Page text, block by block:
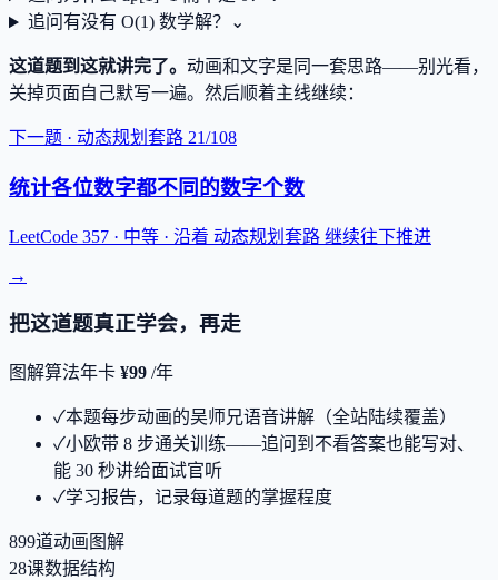
追问有没有 O(1) 数学解？ ⌄
这道题到这就讲完了。 动画和文字是同一套思路——别光看，
关掉页面自己默写一遍。 然后顺着主线继续：
下一题 · 动态规划套路 21/108
统计各位数字都不同的数字个数
LeetCode 357 · 中等 · 沿着 动态规划套路 继续往下推进
→
把这道题真正学会，再走
图解算法年卡 ¥99 /年
✓本题每步动画的吴师兄语音讲解（全站陆续覆盖）
✓小欧带 8 步通关训练——追问到不看答案也能写对、
能 30 秒讲给面试官听
✓学习报告，记录每道题的掌握程度
899道动画图解
28课数据结构